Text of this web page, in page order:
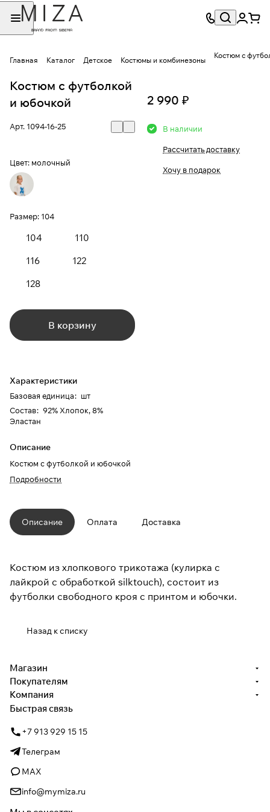
Главная Каталог Детское Костюмы и комбинезоны
Костюм с
Костюм с футболкой
и юбочкой
Арт. 1094-16-25
Цвет: молочный
Размер: 104
104
110
116
122
128
В корзину
Характеристики
Базовая единица: шт
Состав: 92% Хлопок, 8%
Эластан
Описание
Костюм с футболкой и юбочкой
Подробности
2 990 ₽
В наличии
Рассчитать доставку
Хочу в подарок
Описание Оплата Доставка
Костюм из хлопкового трикотажа (кулирка с
лайкрой с обработкой silktouch), состоит из
футболки свободного кроя с принтом и юбочки.
Назад к списку
Магазин
Покупателям
Компания
Быстрая связь
+7 913 929 15 15
Телеграм
MAX
info@mymiza.ru